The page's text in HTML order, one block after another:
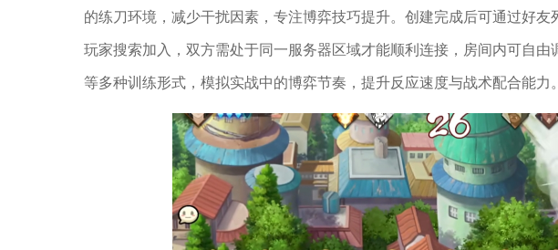
的练刀环境，减少干扰因素，专注博弈技巧提升。创建完成后可通过好
玩家搜索加入，双方需处于同一服务器区域才能顺利连接，房间内可自由
等多种训练形式，模拟实战中的博弈节奏，提升反应速度与战术配合能力。